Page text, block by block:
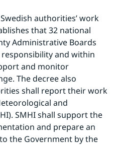
authorities’ work
that 32 national
Administrative Boards
and within
and monitor
The decree also
shall report their work
and
SMHI shall support the
and prepare an
the Government by the